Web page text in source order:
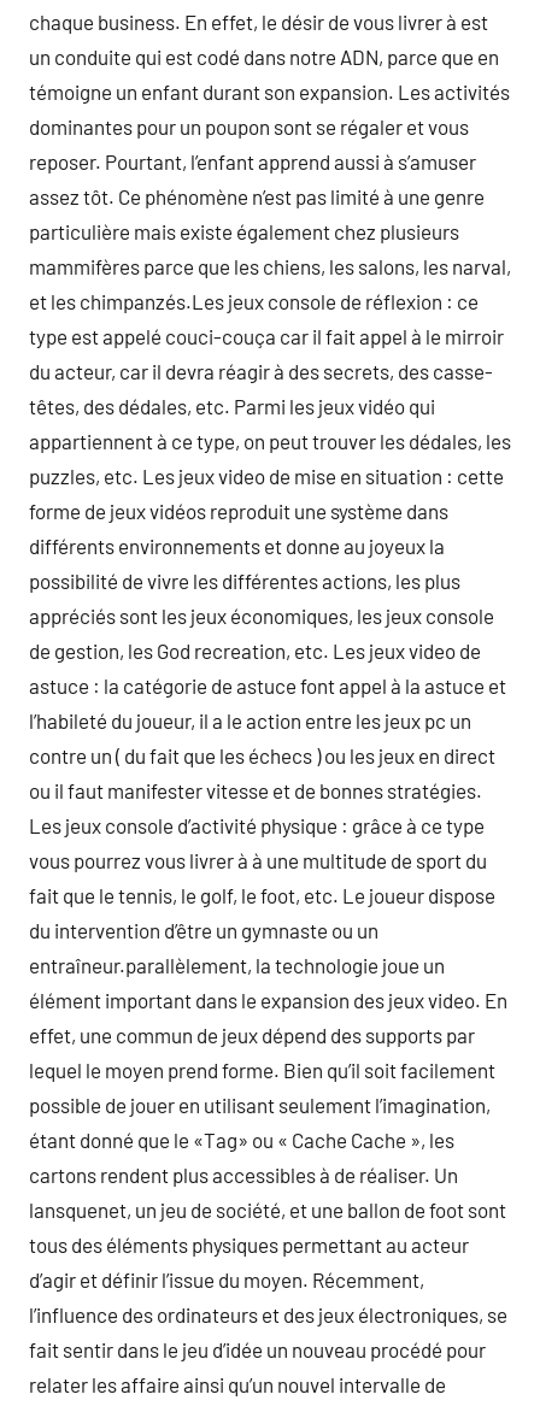
chaque business. En effet, le désir de vous livrer à est
un conduite qui est codé dans notre ADN, parce que en
témoigne un enfant durant son expansion. Les activités
dominantes pour un poupon sont se régaler et vous
reposer. Pourtant, l’enfant apprend aussi à s’amuser
assez tôt. Ce phénomène n’est pas limité à une genre
particulière mais existe également chez plusieurs
mammifères parce que les chiens, les salons, les narval,
et les chimpanzés.Les jeux console de réflexion : ce
type est appelé couci-couça car il fait appel à le mirroir
du acteur, car il devra réagir à des secrets, des casse-
têtes, des dédales, etc. Parmi les jeux vidéo qui
appartiennent à ce type, on peut trouver les dédales, les
puzzles, etc. Les jeux video de mise en situation : cette
forme de jeux vidéos reproduit une système dans
différents environnements et donne au joyeux la
possibilité de vivre les différentes actions, les plus
appréciés sont les jeux économiques, les jeux console
de gestion, les God recreation, etc. Les jeux video de
astuce : la catégorie de astuce font appel à la astuce et
l’habileté du joueur, il a le action entre les jeux pc un
contre un ( du fait que les échecs ) ou les jeux en direct
ou il faut manifester vitesse et de bonnes stratégies.
Les jeux console d’activité physique : grâce à ce type
vous pourrez vous livrer à à une multitude de sport du
fait que le tennis, le golf, le foot, etc. Le joueur dispose
du intervention d’être un gymnaste ou un
entraîneur.parallèlement, la technologie joue un
élément important dans le expansion des jeux video. En
effet, une commun de jeux dépend des supports par
lequel le moyen prend forme. Bien qu’il soit facilement
possible de jouer en utilisant seulement l’imagination,
étant donné que le «Tag» ou « Cache Cache », les
cartons rendent plus accessibles à de réaliser. Un
lansquenet, un jeu de société, et une ballon de foot sont
tous des éléments physiques permettant au acteur
d’agir et définir l’issue du moyen. Récemment,
l’influence des ordinateurs et des jeux électroniques, se
fait sentir dans le jeu d’idée un nouveau procédé pour
relater les affaire ainsi qu’un nouvel intervalle de